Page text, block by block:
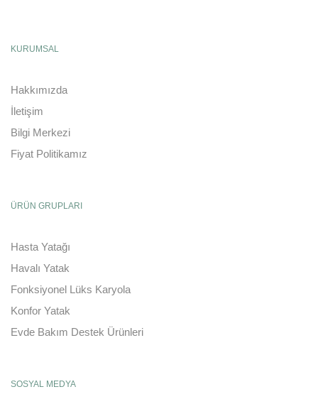
KURUMSAL
Hakkımızda
İletişim
Bilgi Merkezi
Fiyat Politikamız
ÜRÜN GRUPLARI
Hasta Yatağı
Havalı Yatak
Fonksiyonel Lüks Karyola
Konfor Yatak
Evde Bakım Destek Ürünleri
SOSYAL MEDYA